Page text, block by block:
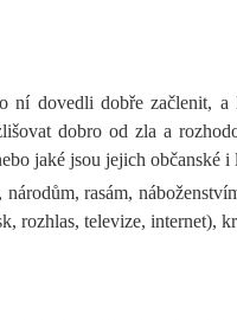
ní dovedli dobře začlenit,
dobro od zla a
jaké jsou jejich občanské
rasám,
rozhlas, televize, internet),